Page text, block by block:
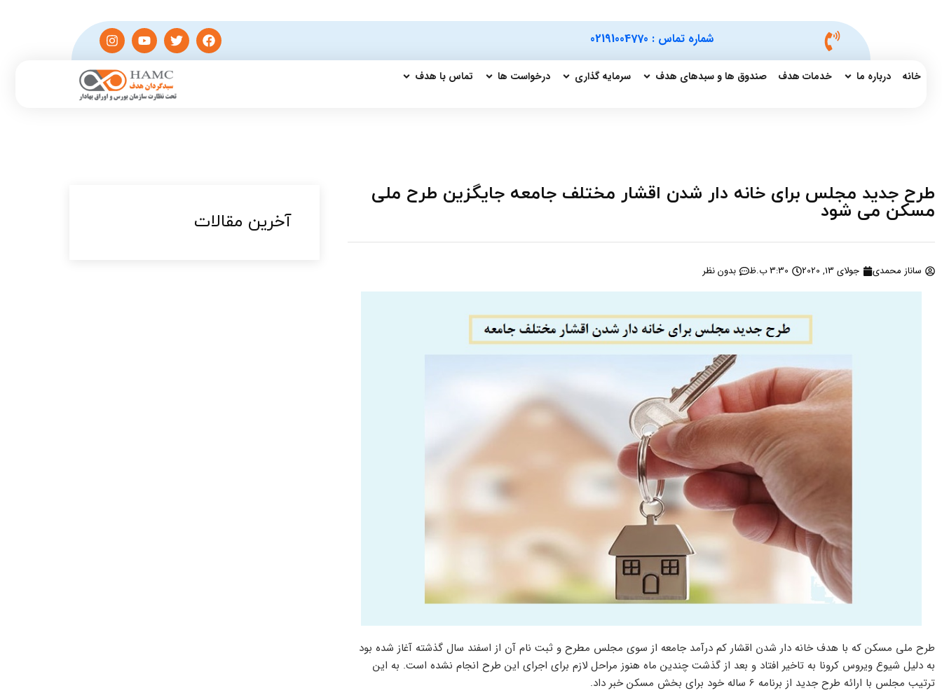
شماره تماس : 02191004770
خانه درباره ما خدمات هدف صندوق ها و سبدهای هدف سرمایه گذاری درخواست ها تماس با هدف
طرح جدید مجلس برای خانه دار شدن اقشار مختلف جامعه جایگزین طرح ملی
مسکن می شود
ساناز محمدی جولای 13, 2020 3:30 ب.ظ بدون نظر
طرح ملی مسکن که با هدف خانه دار شدن اقشار کم درآمد جامعه از سوی مجلس مطرح و ثبت نام آن از اسفند سال گذشته آغاز شده بود
به دلیل شیوع ویروس کرونا به تاخیر افتاد و بعد از گذشت چندین ماه هنوز مراحل لازم برای اجرای این طرح انجام نشده است. به این
ترتیب مجلس با ارائه طرح جدید از برنامه 6 ساله خود برای بخش مسکن خبر داد.
آخرین مقالات​